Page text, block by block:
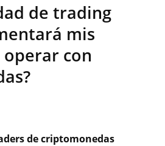
de trading
mis
operar con
de criptomonedas